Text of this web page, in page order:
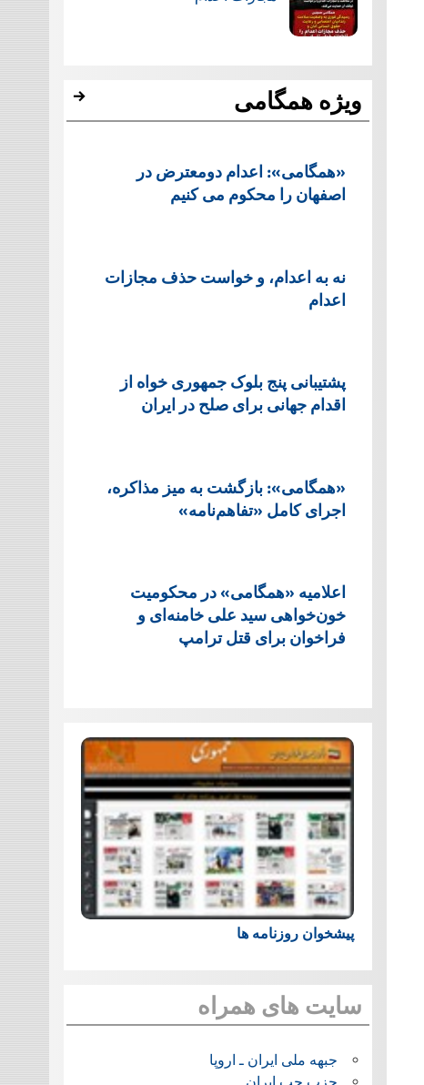
ویژه همگامی
«همگامی»: اعدام دومعترض در
اصفهان را محکوم می کنیم
نه به اعدام، و خواست حذف مجازات
اعدام
پشتيبانی پنج بلوک جمهوری خواه از
اقدام جهانی برای صلح در ایران
«همگامی»: بازگشت به میز مذاکره،
اجرای کامل «تفاهم‌نامه»
اعلامیه «همگامی» در محکومیت
خون‌خواهی سید علی خامنه‌ای و
فراخوان برای قتل ترامپ
پیشخوان روزنامه ها
سایت های همراه
جبهه ملی ایران ـ اروپا